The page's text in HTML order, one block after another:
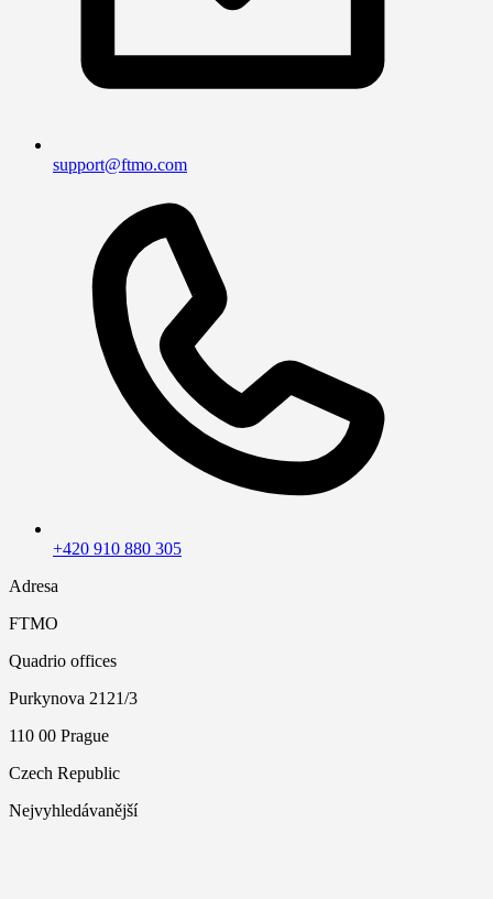
support@ftmo.com
+420 910 880 305
Adresa
FTMO
Quadrio offices
Purkynova 2121/3
110 00 Prague
Czech Republic
Nejvyhledávanější